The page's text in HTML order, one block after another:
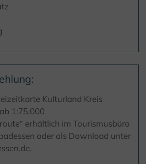
Kulturland Kreis
1:75.000
erhältlich im Tourismusbüro
oder als Download unter